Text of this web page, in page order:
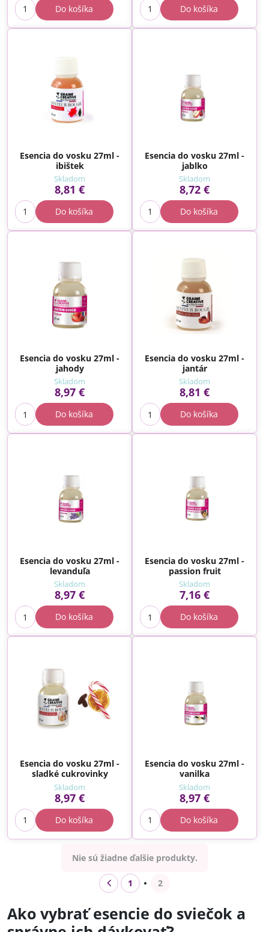
Do košíka Do košíka
Esencia do vosku 27ml -
ibištek
Skladom
8,81 €
Do košíka
Esencia do vosku 27ml -
jablko
Skladom
8,72 €
Do košíka
Esencia do vosku 27ml -
jahody
Skladom
8,97 €
Do košíka
Esencia do vosku 27ml -
jantár
Skladom
8,81 €
Do košíka
Esencia do vosku 27ml -
levanduľa
Skladom
8,97 €
Do košíka
Esencia do vosku 27ml -
passion fruit
Skladom
7,16 €
Do košíka
Esencia do vosku 27ml -
sladké cukrovinky
Skladom
8,97 €
Do košíka
Esencia do vosku 27ml -
vanilka
Skladom
8,97 €
Do košíka
Nie sú žiadne ďalšie produkty.
1 2
Ako vybrať esencie do sviečok a